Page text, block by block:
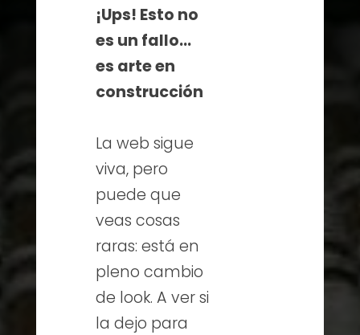
¡Ups! Esto no
es un fallo…
es arte en
construcción
La web sigue
viva, pero
puede que
veas cosas
raras: está en
pleno cambio
de look. A ver si
la dejo para